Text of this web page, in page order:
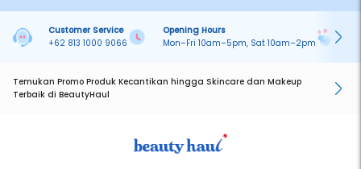
Customer Service
+62 813 1000 9066
Opening Hours
Mon–Fri 10am–5pm, Sat 10am–2pm
Temukan Promo Produk Kecantikan hingga Skincare dan Makeup
Terbaik di BeautyHaul